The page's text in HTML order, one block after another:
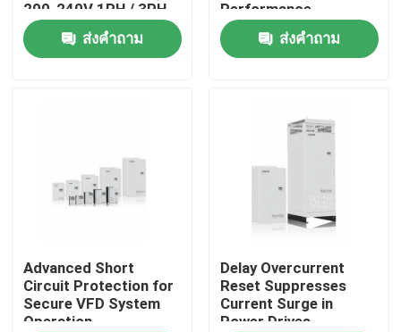
บ้าน
เกี่ยวกับเรา
การควบคุมคุณภาพ
200-240V 1PH / 3PH
ความแรงดันเข้าสั่นต่ํา
ส่งคำถาม
Performance
ส่งคำถาม
Advanced Short
Circuit Protection for
Secure VFD System
Operation
Delay Overcurrent
Reset Suppresses
Current Surge in
Power Drives